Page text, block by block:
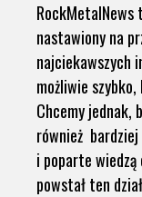
RockMetalNews
nastawiony na
najciekawszych
możliwie
Chcemy jednak,
również
i poparte wiedzą
powstał ten